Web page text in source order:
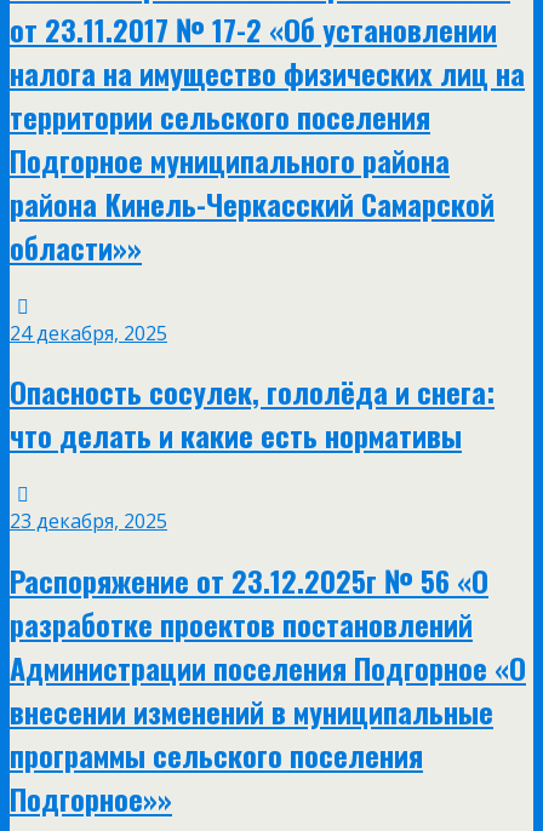
от 23.11.2017 № 17-2 «Об установлении
налога на имущество физических лиц на
территории сельского поселения
Подгорное муниципального района
района Кинель-Черкасский Самарской
области»»
24 декабря, 2025
Опасность сосулек, гололёда и снега:
что делать и какие есть нормативы
23 декабря, 2025
Распоряжение от 23.12.2025г № 56 «О
разработке проектов постановлений
Администрации поселения Подгорное «О
внесении изменений в муниципальные
программы сельского поселения
Подгорное»»